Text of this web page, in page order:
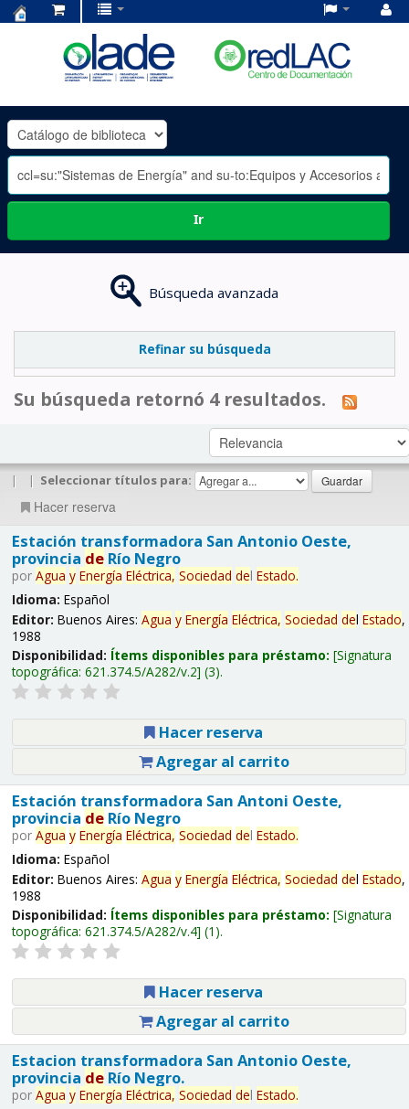
OLADE
-
Ir
Búsqueda avanzada
Refinar su búsqueda
Su búsqueda retornó 4 resultados.
| | Seleccionar títulos para:
Hacer reserva
Estación transformadora San Antonio Oeste,
provincia deRío Negro
por Agua y Energía Eléctrica, Sociedad del Estado.
Idioma: Español
Editor: Buenos Aires: Agua y Energía Eléctrica, Sociedad del Estado,
1988
Disponibilidad: Ítems disponibles para préstamo: Signatura
topográfica: 621.374.5/A282/v.2 (3).
Hacer reserva
Agregar al carrito
Estación transformadora San Antoni Oeste,
provincia deRío Negro
por Agua y Energía Eléctrica, Sociedad del Estado.
Idioma: Español
Editor: Buenos Aires: Agua y Energía Eléctrica, Sociedad del Estado,
1988
Disponibilidad: Ítems disponibles para préstamo: Signatura
topográfica: 621.374.5/A282/v.4 (1).
Hacer reserva
Agregar al carrito
Estacion transformadora San Antonio Oeste,
provincia deRío Negro.
por Agua y Energía Eléctrica, Sociedad del Estado.